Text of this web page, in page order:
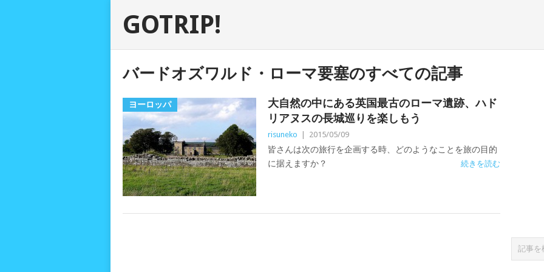
GOTRIP!
バードオズワルド・ローマ要塞のすべての記事
ヨーロッパ
大自然の中にある英国最古のローマ遺跡、ハド
リアヌスの長城巡りを楽しもう
risuneko 2015/05/09
皆さんは次の旅行を企画する時、どのようなことを旅の目的
に据えますか？
続きを読む